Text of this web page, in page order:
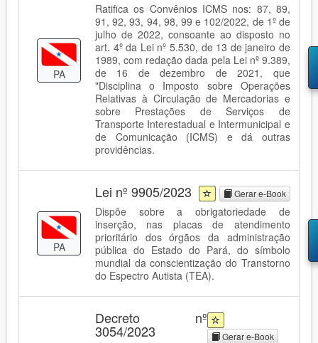
PA
Ratifica os Convênios ICMS nos: 87, 89,
91, 92, 93, 94, 98, 99 e 102/2022, de 1º de
julho de 2022, consoante ao disposto no
art. 4º da Lei nº 5.530, de 13 de janeiro de
1989, com redação dada pela Lei nº 9.389,
de 16 de dezembro de 2021, que
"Disciplina o Imposto sobre Operações
Relativas à Circulação de Mercadorias e
sobre Prestações de Serviços de
Transporte Interestadual e Intermunicipal e
de Comunicação (ICMS) e dá outras
providências.
PA
Lei nº 9905/2023 Gerar e-Book
Dispõe sobre a obrigatoriedade de
inserção, nas placas de atendimento
prioritário dos órgãos da administração
pública do Estado do Pará, do símbolo
mundial da conscientização do Transtorno
do Espectro Autista (TEA).
Decreto nº
3054/2023 Gerar e-Book